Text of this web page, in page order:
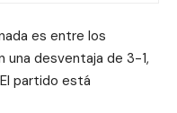
es entre los
una desventaja de 3-1,
partido está